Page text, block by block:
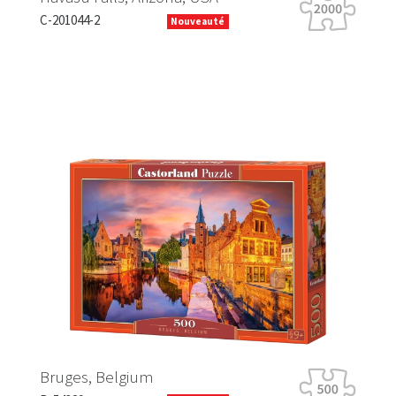
C-201044-2 Nouveauté
Bruges, Belgium
Previous